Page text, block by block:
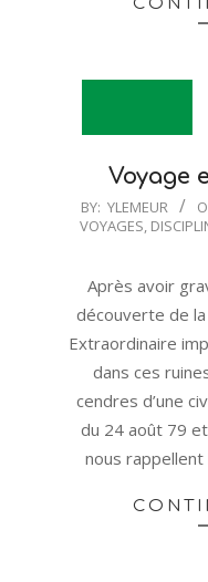
Voyage
2013-
06-
BY: YLEMEUR
VOYAGES,
Après avoir
découverte de la
Extraordinaire
dans ces
cendres d’une
du 24 août 79
nous rappellent